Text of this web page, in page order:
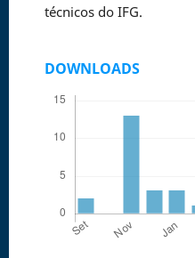
técnicos do IFG.
DOWNLOADS